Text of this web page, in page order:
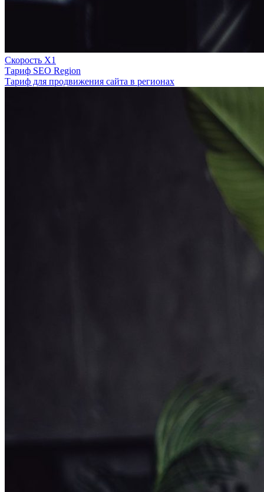
Скорость Х1
Тариф SEO Region
Тариф для продвижения сайта в регионах